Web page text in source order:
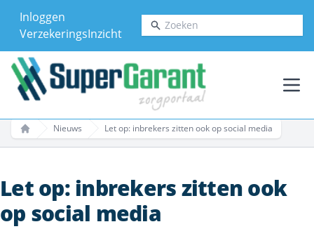
Inloggen
VerzekeringsInzicht
Zoeken
Home
Nieuws Let op: inbrekers zitten ook op social media
Let op: inbrekers zitten ook
op social media